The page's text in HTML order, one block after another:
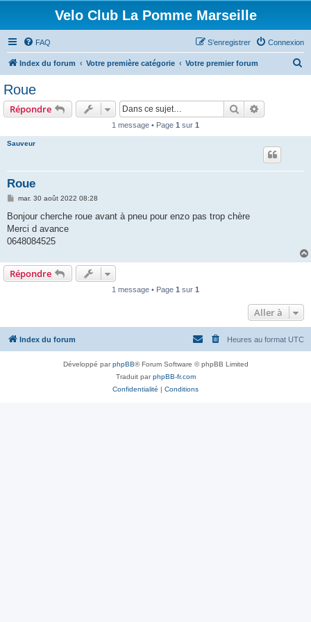
Velo Club La Pomme Marseille
FAQ Connexion
S’enregistrer
Index du forum Votre première catégorie Votre premier forum
Roue
Répondre Rechercher
1 message • Page 1 sur 1
Sauveur
Roue
M
s
a
g
mar. 30 août 2022 08:28
Bonjour cherche roue avant à pneu pour enzo pas trop chère
Merci d avance
0648084525
Répondre
1 message • Page 1 sur 1
Aller à
Index du forum Heures au format UTC
Développé parphpBB® Forum Software © phpBB Limited
Traduit parphpBB-fr.com
Confidentialité | Conditions